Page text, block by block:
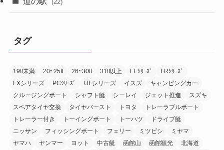
(22)
タグ
19ft未満 20~25ft 26~30ft 31ft以上 EFｼﾘｰｽﾞ
FRｼﾘｰｽﾞ
FXシリーズ
PCｼﾘｰｽﾞ UFシリーズ イスズ
キャンピングカー
クルージングボート
シャフト艇 シーレイ ジェット推進
スズキ
スペアタイヤ交換
タイヤバースト トヨタ
トレーラブルボート
トレーラー付き
トーイングボート トーハツ
ドライブ艇
ニッサン
フィッシングボート フェリー ミツビシ
ミヤマ
ヤマハ
ヤンマー ヨット 中古艇 函館山 函館観光
北海道